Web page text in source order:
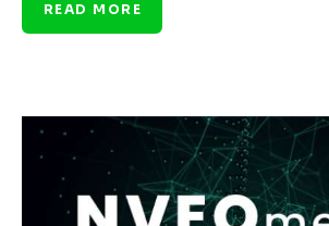
READ MORE